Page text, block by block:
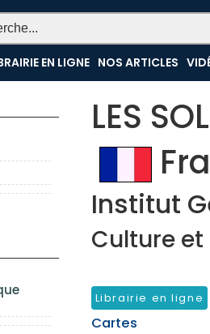
EN LIGNE NOS ARTICLES
LES
Institut
Culture
Librairie en ligne
Cartes